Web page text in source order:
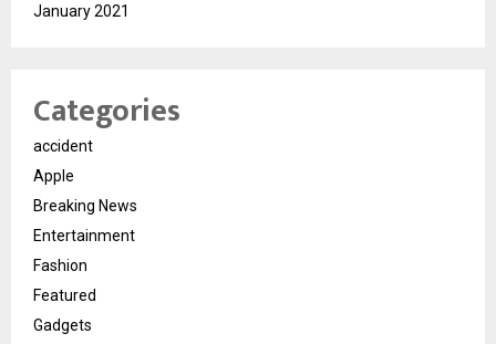
January 2021
Categories
accident
Apple
Breaking News
Entertainment
Fashion
Featured
Gadgets